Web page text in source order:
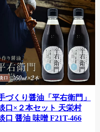
づくり醤油「平右衛門」
口×２本セット 天栄村
口 醤油 味噌 F21T-466